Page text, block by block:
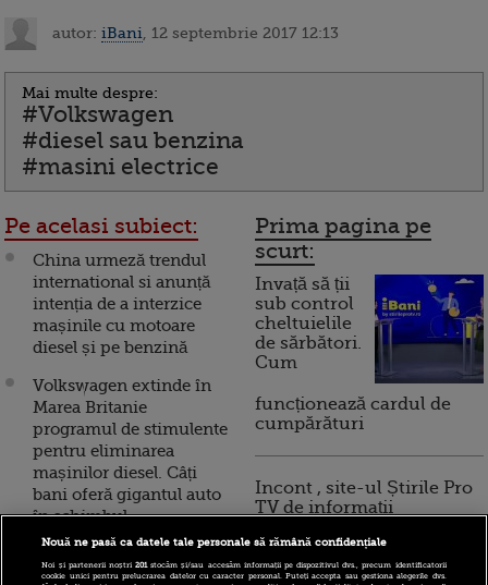
autor: iBani , 12 septembrie 2017 12:13
Mai multe despre:
#Volkswagen
#diesel sau benzina
#masini electrice
Pe acelasi subiect:
China urmeză trendul
international si anunță
intenția de a interzice
mașinile cu motoare
diesel și pe benzină
Volkswagen extinde în
Marea Britanie
programul de stimulente
pentru eliminarea
mașinilor diesel. Câți
bani oferă gigantul auto
în schimbul
autoturismelor vechi
Sfarsitul unei ere: Marea
Prima pagina pe
scurt:
Invață să ții
sub control
cheltuielile
de sărbători.
Cum
funcționează cardul de
cumpărături
Incont , site-ul Știrile Pro
TV de informații
financiară, a devenit iBani
Nouă ne pasă ca datele tale personale să rămână confidențiale
Noi și partenerii noștri201stocăm și/sau accesăm informații pe dispozitivul dvs., precum identificatorii
cookie unici pentru prelucrarea datelor cu caracter personal. Puteți accepta sau gestiona alegerile dvs.